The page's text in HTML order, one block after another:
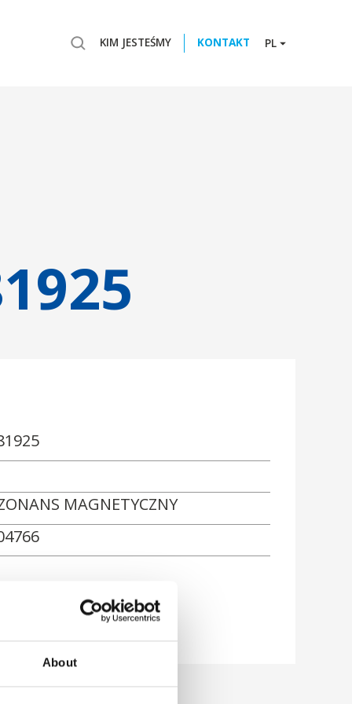
About
KIM JESTEŚMY KONTAKT PL
MAGNETYCZNY